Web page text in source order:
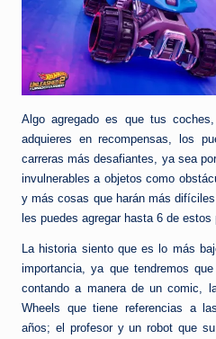
Algo agregado es que tus
adquieres en recompensas, los
carreras más desafiantes, ya sea
invulnerables a objetos como
y más cosas que harán más
les puedes agregar hasta 6 de estos
La historia siento que es lo más
importancia, ya que tendremos
contando a manera de un comic,
Wheels que tiene referencias a
años; el profesor y un robot que